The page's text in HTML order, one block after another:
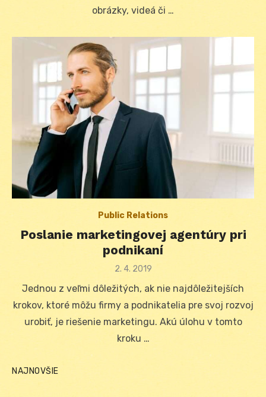
obrázky, videá či …
Public Relations
Poslanie marketingovej agentúry pri
podnikaní
Posted
2. 4. 2019
Jednou z veľmi dôležitých, ak nie najdôležitejších
krokov, ktoré môžu firmy a podnikatelia pre svoj rozvoj
urobiť, je riešenie marketingu. Akú úlohu v tomto
kroku …
NAJNOVŠIE